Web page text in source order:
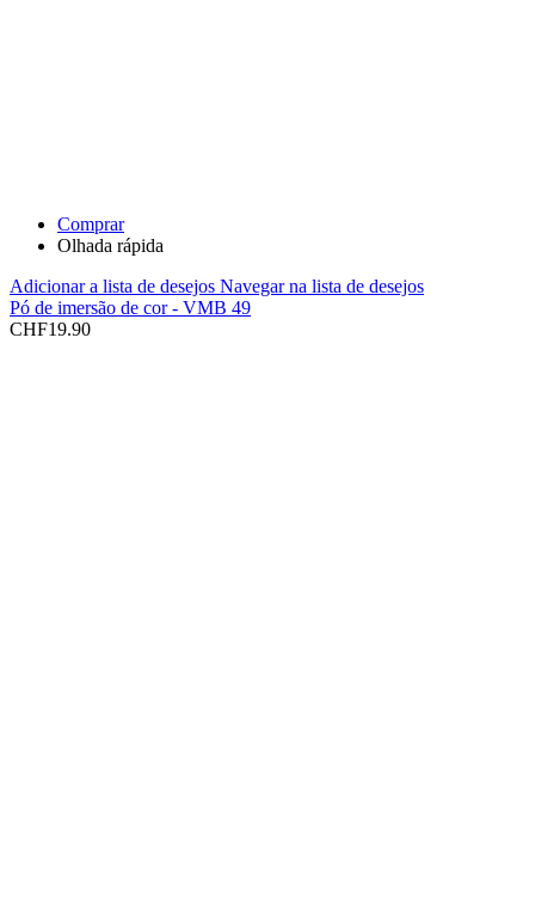
Comprar
Olhada rápida
Adicionar a lista de desejos Navegar na lista de desejos
Pó de imersão de cor - VMB 49
CHF19.90